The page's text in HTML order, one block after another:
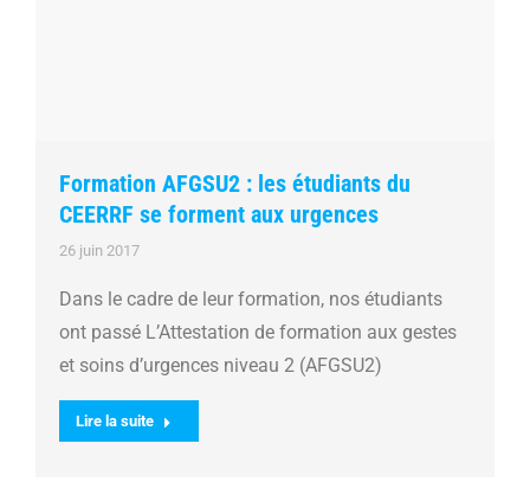
Formation AFGSU2 : les étudiants du
CEERRF se forment aux urgences
26 juin 2017
Dans le cadre de leur formation, nos étudiants
ont passé L’Attestation de formation aux gestes
et soins d’urgences niveau 2 (AFGSU2)
Lire la suite